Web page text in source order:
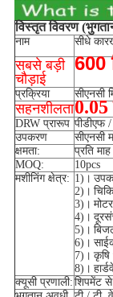
विस्तृत विवरण
नाम सीधे
सबसे बड़ी
चौड़ाई
600
प्रक्रिया सीएनसी
सहनशीलता0.05
DRW प्रारूप पीडीएफ
उपकरण
सीएनसी
क्षमता:
प्रति
MOQ:
10pcs
मशीनिंग क्षेत्र: 1)।
2)।
3)।
4)।
5)।
6)।
7)। कृषि
8)।
क्यूसी प्रणाली: शिपमेंट से